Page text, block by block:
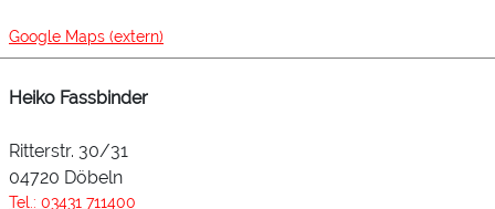
Google Maps (extern)
Heiko Fassbinder
Ritterstr. 30/31
04720 Döbeln
Tel.: 03431 711400